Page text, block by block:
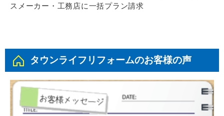
スメーカー・工務店に一括プラン請求
タウンライフリフォームのお客様の声